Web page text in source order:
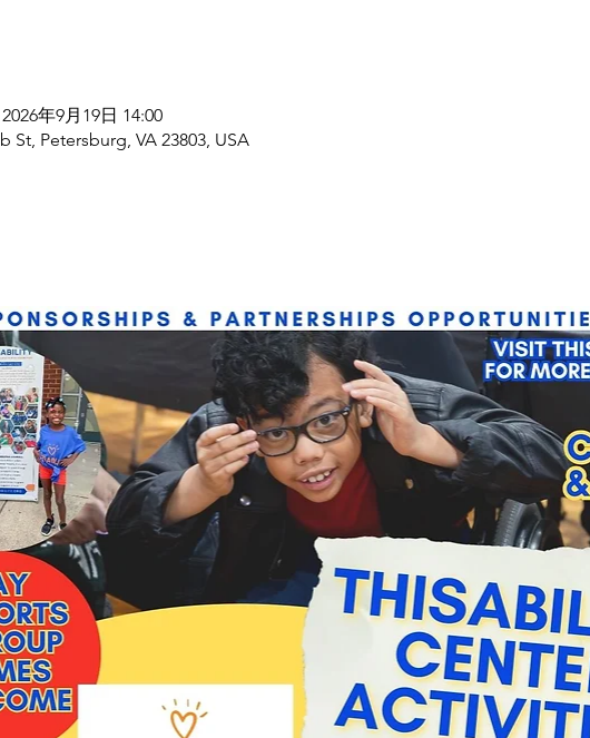
年9月19日 14:00
St, Petersburg, VA 23803, USA